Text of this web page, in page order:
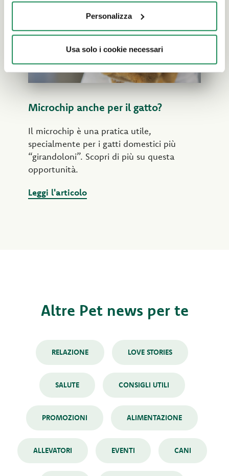
Personalizza
Usa solo i cookie necessari
Microchip anche per il gatto?
Il microchip è una pratica utile,
specialmente per i gatti domestici più
“girandoloni”. Scopri di più su questa
opportunità.
Leggi l'articolo
Altre Pet news per te
RELAZIONE LOVE STORIES
SALUTE CONSIGLI UTILI
PROMOZIONI ALIMENTAZIONE
ALLEVATORI EVENTI CANI